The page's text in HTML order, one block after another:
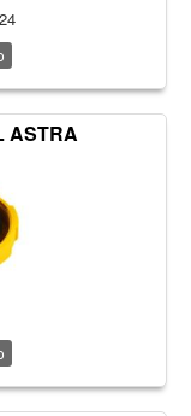
ASTRA